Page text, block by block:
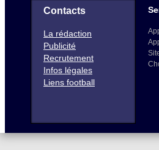
Contacts
La rédaction
Publicité
Recrutement
Infos légales
Liens football